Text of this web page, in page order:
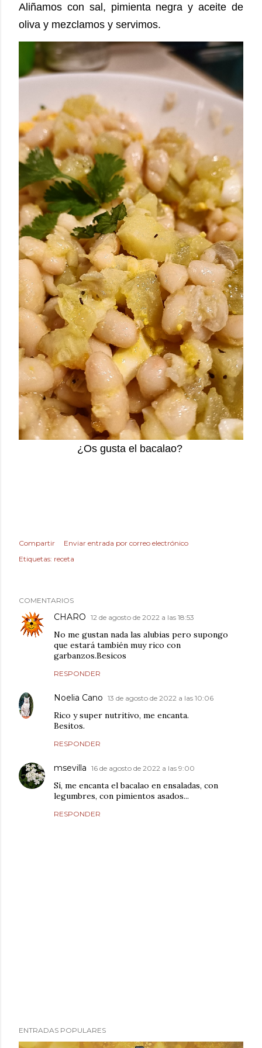
Aliñamos con sal, pimienta negra y aceite de
oliva y mezclamos y servimos.
¿Os gusta el bacalao?
Compartir
Enviar entrada por correo electrónico
Etiquetas: receta
COMENTARIOS
CHARO 12 de agosto de 2022 a las 18:53
No me gustan nada las alubias pero supongo
que estará también muy rico con
garbanzos.Besicos
RESPONDER
Noelia Cano 13 de agosto de 2022 a las 10:06
Rico y super nutritivo, me encanta.
Besitos.
RESPONDER
msevilla 16 de agosto de 2022 a las 9:00
Sí, me encanta el bacalao en ensaladas, con
legumbres, con pimientos asados...
RESPONDER
u
ENTRADAS POPULARES